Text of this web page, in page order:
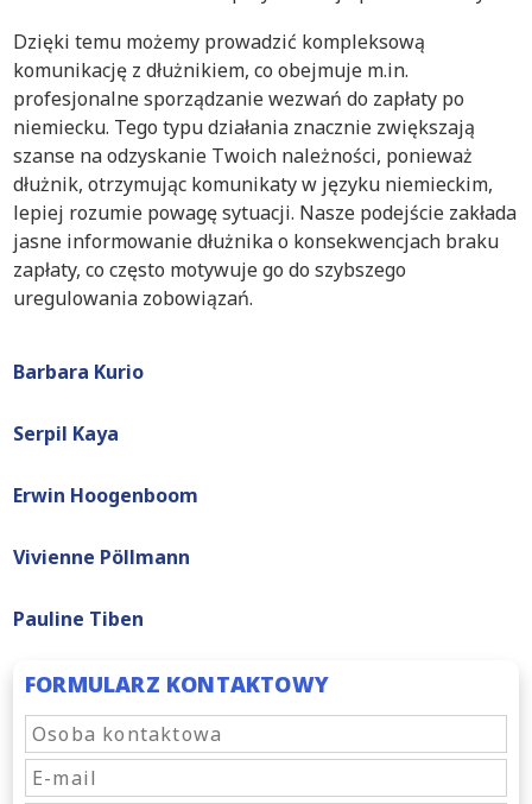
Dzięki temu możemy prowadzić kompleksową
komunikację z dłużnikiem, co obejmuje m.in.
profesjonalne sporządzanie wezwań do zapłaty po
niemiecku. Tego typu działania znacznie zwiększają
szanse na odzyskanie Twoich należności, ponieważ
dłużnik, otrzymując komunikaty w języku niemieckim,
lepiej rozumie powagę sytuacji. Nasze podejście zakłada
jasne informowanie dłużnika o konsekwencjach braku
zapłaty, co często motywuje go do szybszego
uregulowania zobowiązań.
Barbara Kurio
Serpil Kaya
Erwin Hoogenboom
Vivienne Pöllmann
Pauline Tiben
FORMULARZ KONTAKTOWY